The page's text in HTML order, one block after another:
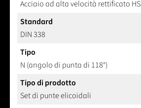
Acciaio ad alta velocità rettificato
Standard
DIN 338
Tipo
N (angolo di punta di 118°)
Tipo di prodotto
Set di punte elicoidali